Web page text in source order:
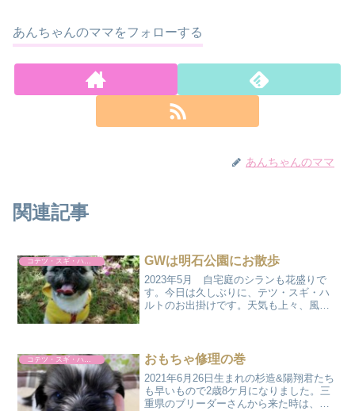
あんちゃんのママをフォローする
あんちゃんのママ
関連記事
コテツ・スギ・ハルト GWは明石公園にお散歩
2023年5月 自宅庭のシランも花盛りで
す。今日は久しぶりに、テツ・スギ・ハ
ルトのお出掛けです。天気も上々、風が
はなく明石公園に遠征...
おもちゃ修理の巻
2021年6月26日生まれの杉造&陽翔君たち
も早いもので2歳8ケ月になりました。三
重県のブリーダーさんから来た時は、そ